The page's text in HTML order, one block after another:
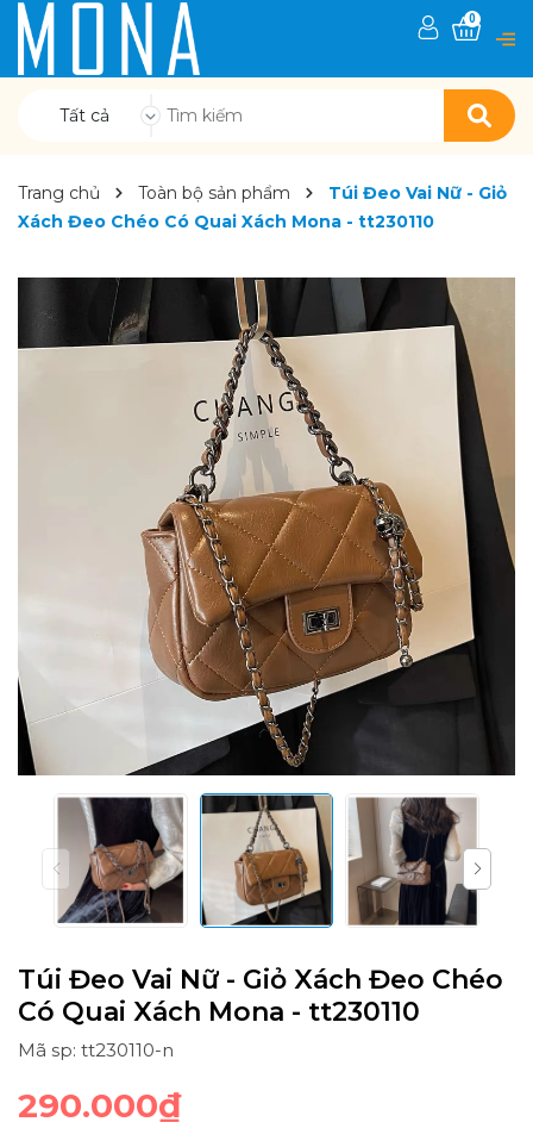
Tất cả
0
Trang chủ Toàn bộ sản phẩm
Túi Đeo Vai Nữ - Giỏ
Xách Đeo Chéo Có Quai Xách Mona - tt230110
Túi Đeo Vai Nữ - Giỏ Xách Đeo Chéo
Có Quai Xách Mona - tt230110
Mã sp: tt230110-n
290.000₫